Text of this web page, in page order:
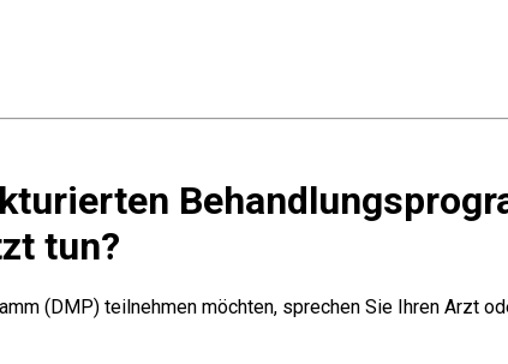
tun?
(DMP) teilnehmen möchten, sprechen Sie Ihren Arzt